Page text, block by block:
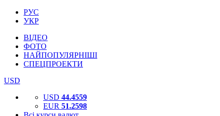
РУС
УКР
ВІДЕО
ФОТО
НАЙПОПУЛЯРНІШІ
СПЕЦПРОЕКТИ
USD
USD 44.4559
EUR 51.2598